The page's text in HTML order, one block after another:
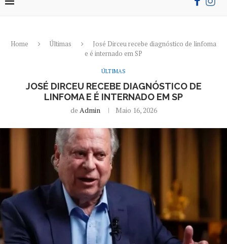
Home Últimas
José Dirceu recebe diagnóstico de linfoma
e é internado em SP
ÚLTIMAS
JOSÉ DIRCEU RECEBE DIAGNÓSTICO DE
LINFOMA E É INTERNADO EM SP
de Admin Maio 16, 2026